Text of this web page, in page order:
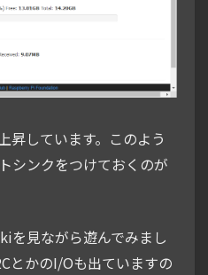
昇しています。このよう
シンクをつけておくのが
を見ながら遊んでみまし
とかのI/Oも出ていますの